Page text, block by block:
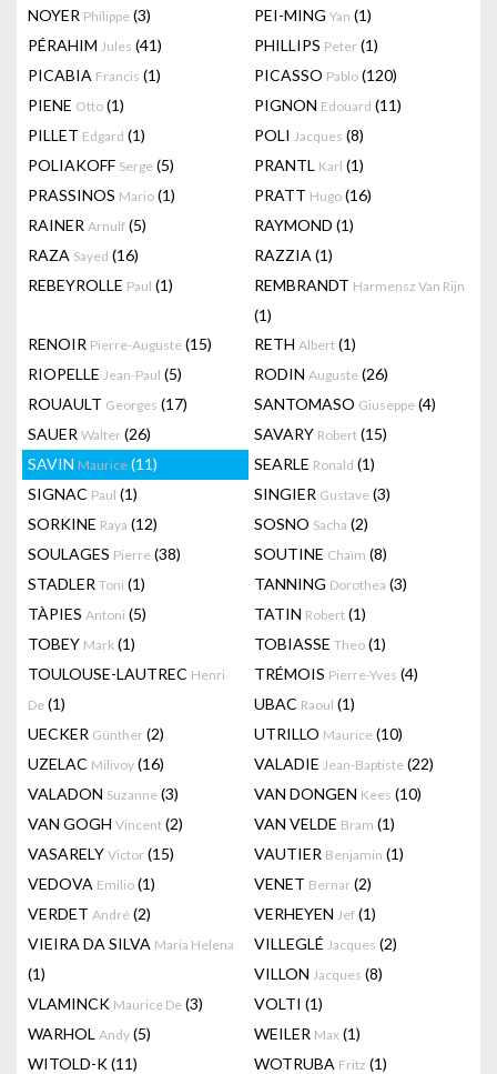
NOYER Philippe (3) PEI-MING Yan (1)
PÉRAHIM Jules (41) PHILLIPS Peter (1)
PICABIA Francis (1) PICASSO Pablo (120)
PIENE Otto (1) PIGNON Edouard (11)
PILLET Edgard (1) POLI Jacques (8)
POLIAKOFF Serge (5) PRANTL Karl (1)
PRASSINOS Mario (1) PRATT Hugo (16)
RAINER Arnulf (5) RAYMOND (1)
RAZA Sayed (16) RAZZIA (1)
REBEYROLLE Paul (1) REMBRANDT Harmensz Van Rijn
(1)
RENOIR Pierre-Auguste (15) RETH Albert (1)
RIOPELLE Jean-Paul (5) RODIN Auguste (26)
ROUAULT Georges (17) SANTOMASO Giuseppe (4)
SAUER Walter (26) SAVARY Robert (15)
SAVIN Maurice (11) SEARLE Ronald (1)
SIGNAC Paul (1) SINGIER Gustave (3)
SORKINE Raya (12) SOSNO Sacha (2)
SOULAGES Pierre (38) SOUTINE Chaïm (8)
STADLER Toni (1) TANNING Dorothea (3)
TÀPIES Antoni (5) TATIN Robert (1)
TOBEY Mark (1) TOBIASSE Theo (1)
TOULOUSE-LAUTREC Henri
De (1)
TRÉMOIS Pierre-Yves (4)
UBAC Raoul (1)
UECKER Günther (2) UTRILLO Maurice (10)
UZELAC Milivoy (16) VALADIE Jean-Baptiste (22)
VALADON Suzanne (3) VAN DONGEN Kees (10)
VAN GOGH Vincent (2) VAN VELDE Bram (1)
VASARELY Victor (15) VAUTIER Benjamin (1)
VEDOVA Emilio (1) VENET Bernar (2)
VERDET André (2) VERHEYEN Jef (1)
VIEIRA DA SILVA Maria Helena
(1)
VILLEGLÉ Jacques (2)
VILLON Jacques (8)
VLAMINCK Maurice De (3) VOLTI (1)
WARHOL Andy (5) WEILER Max (1)
WITOLD-K(11) WOTRUBA Fritz (1)